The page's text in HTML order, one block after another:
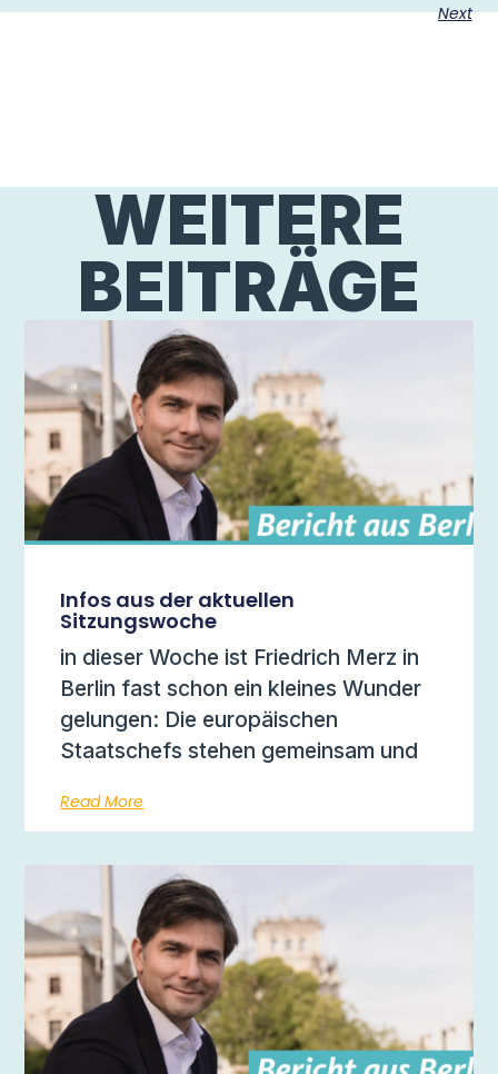
Next
WEITERE
BEITRÄGE
Infos aus der aktuellen
Sitzungswoche
in dieser Woche ist Friedrich Merz in
Berlin fast schon ein kleines Wunder
gelungen: Die europäischen
Staatschefs stehen gemeinsam und
Read More